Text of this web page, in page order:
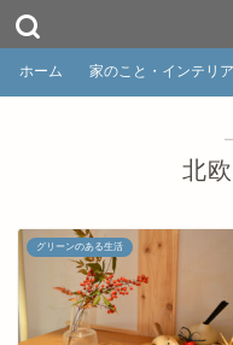
ホーム 家のこと・インテリア
北
グリーンのある生活